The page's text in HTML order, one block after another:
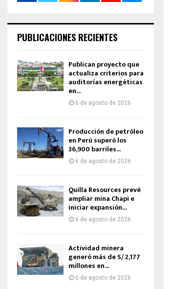
PUBLICACIONES RECIENTES
Publican proyecto que
actualiza criterios para
auditorías energéticas
en...
6 de agosto de 2026
Producción de petróleo
en Perú superó los
36,900 barriles...
6 de agosto de 2026
Quilla Resources prevé
ampliar mina Chapi e
iniciar expansión...
6 de agosto de 2026
Actividad minera
generó más de S/ 2,177
millones en...
6 de agosto de 2026